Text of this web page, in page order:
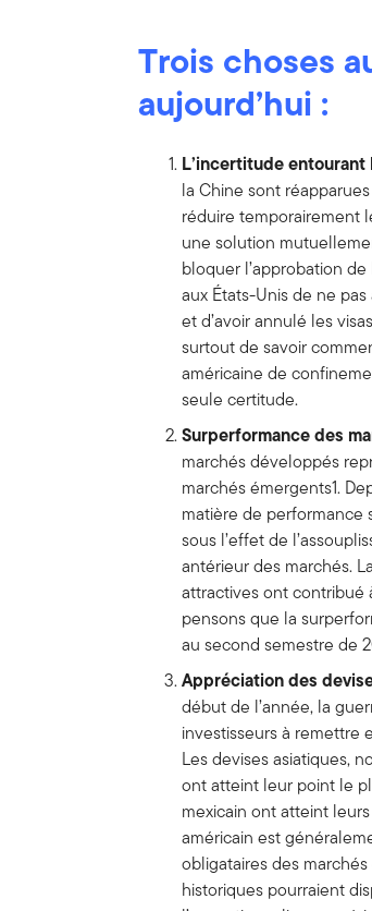
Trois choses
aujourd’hui :
L’incertitude
la Chine sont
réduire temporairement
une solution
bloquer l’approbation
aux États-Unis de ne
et d’avoir annulé les
surtout de savoir
américaine de
seule certitude.
Surperformance des
marchés développés
marchés émergents1.
matière de performance
sous l’effet de
antérieur des marchés.
attractives ont contribué
pensons que la
au second semestre de
Appréciation des
début de l’année, la
investisseurs à remettre
Les devises asiatiques,
ont atteint leur point le
mexicain ont atteint
américain est
obligataires des
historiques pourraient